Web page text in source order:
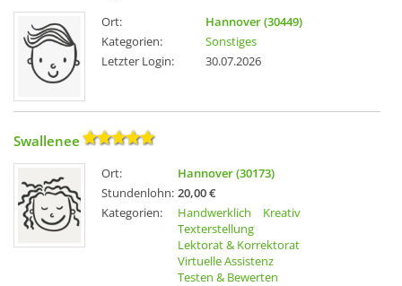
Ort:
Hannover (30449)
Kategorien:
Sonstiges
Letzter Login:
30.07.2026
Swallenee
Ort:
Hannover (30173)
Stundenlohn: 20,00 €
Kategorien:
Handwerklich
Kreativ
Texterstellung
Lektorat & Korrektorat
Virtuelle Assistenz
Testen & Bewerten